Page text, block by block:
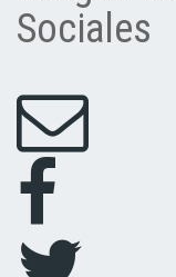
Sociales